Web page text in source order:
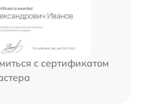
с сертификатом